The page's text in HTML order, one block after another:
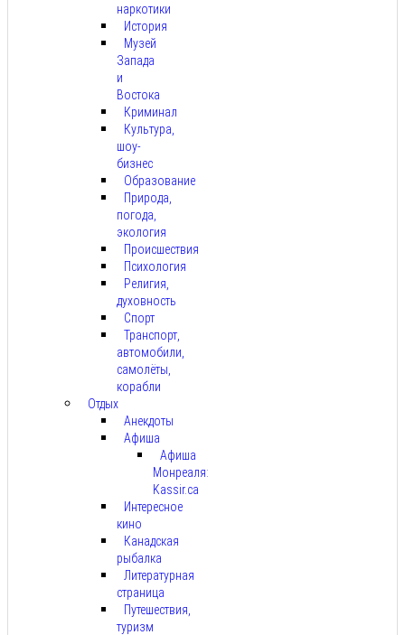
наркотики
История
Музей
Запада
и
Востока
Криминал
Культура,
шоу-
бизнес
Образование
Природа,
погода,
экология
Происшествия
Психология
Религия,
духовность
Спорт
Транспорт,
автомобили,
самолёты,
корабли
Отдых
Анекдоты
Афиша
Афиша
Монреаля:
Kassir.ca
Интересное
кино
Канадская
рыбалка
Литературная
страница
Путешествия,
туризм